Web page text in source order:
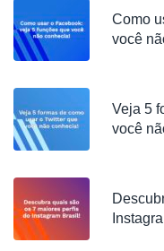
Como
você
Veja 5
você